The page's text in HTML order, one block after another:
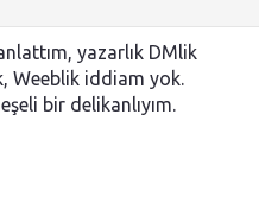
yazarlık DMlik
Weeblik iddiam yok.
bir delikanlıyım.